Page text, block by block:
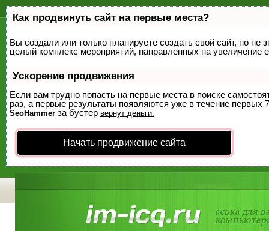
Как продвинуть сайт на первые места?
Вы создали или только планируете создать свой сайт, но не
целый комплекс мероприятий, направленных на увеличение
Ускорение продвижения
Если вам трудно попасть на первые места в поиске
раз, а первые результаты появляются уже в течение первых
SeoHammer за бустер вернут деньги.
Начать продвижение сайта